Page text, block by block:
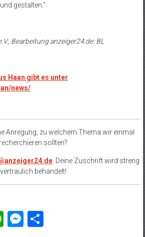
gestalten.“
Bearbeitung anzeiger24.de: BL
Haan gibt es unter
news/
Anregung, zu welchem Thema wir einmal
recherchieren sollten?
. Deine Zuschrift wird streng
vertraulich behandelt!
WhatsApp
Messenger